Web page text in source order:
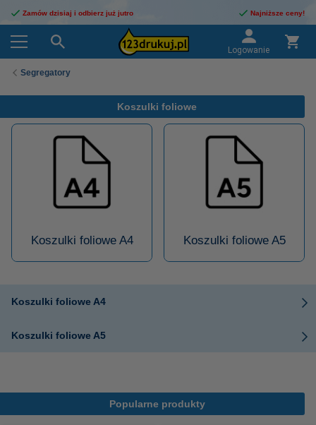
Zamów dzisiaj i odbierz już jutro Najniższe ceny!
Logowanie
Segregatory
Koszulki foliowe
Koszulki foliowe A4 Koszulki foliowe A5
Koszulki foliowe A4
Koszulki foliowe A5
Popularne produkty